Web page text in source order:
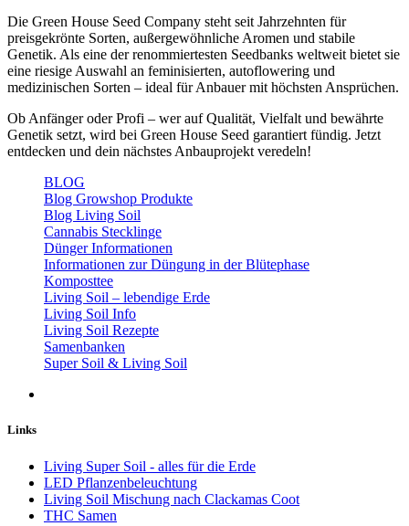
Die Green House Seed Company steht seit Jahrzehnten für
preisgekrönte Sorten, außergewöhnliche Aromen und stabile
Genetik. Als eine der renommiertesten Seedbanks weltweit bietet sie
eine riesige Auswahl an feminisierten, autoflowering und
medizinischen Sorten – ideal für Anbauer mit höchsten Ansprüchen.
Ob Anfänger oder Profi – wer auf Qualität, Vielfalt und bewährte
Genetik setzt, wird bei Green House Seed garantiert fündig. Jetzt
entdecken und dein nächstes Anbauprojekt veredeln!
BLOG
Blog Growshop Produkte
Blog Living Soil
Cannabis Stecklinge
Dünger Informationen
Informationen zur Düngung in der Blütephase
Komposttee
Living Soil – lebendige Erde
Living Soil Info
Living Soil Rezepte
Samenbanken
Super Soil & Living Soil
Links
Living Super Soil - alles für die Erde
LED Pflanzenbeleuchtung
Living Soil Mischung nach Clackamas Coot
THC Samen